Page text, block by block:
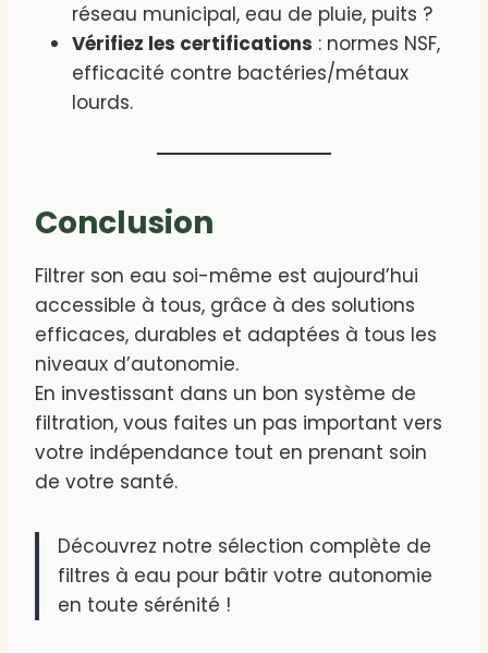
réseau municipal, eau de pluie, puits ?
Vérifiez les certifications : normes NSF,
efficacité contre bactéries/métaux
lourds.
Conclusion
Filtrer son eau soi-même est aujourd’hui
accessible à tous, grâce à des solutions
efficaces, durables et adaptées à tous les
niveaux d’autonomie.
En investissant dans un bon système de
filtration, vous faites un pas important vers
votre indépendance tout en prenant soin
de votre santé.
Découvrez notre sélection complète de
filtres à eau pour bâtir votre autonomie
en toute sérénité !